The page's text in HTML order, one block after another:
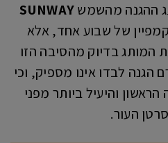
ההגנה מהשמשSUNWAY
של שבוע אחד, אלא
המותג בדיוק מהסיבה הזו
לבדו אינו מספיק, וכי
והיעיל ביותר מפני
העור.